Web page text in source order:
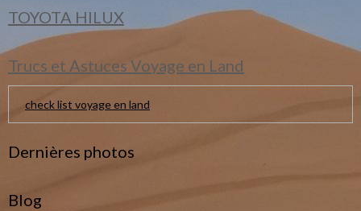
TOYOTA HILUX
Trucs et Astuces Voyage en Land
check list voyage en land
Dernières photos
Blog